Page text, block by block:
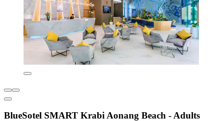
BlueSotel SMART Krabi Aonang Beach - Adults